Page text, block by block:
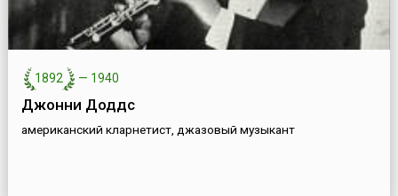
1892 — 1940
Джонни Доддс
американский кларнетист, джазовый музыкант